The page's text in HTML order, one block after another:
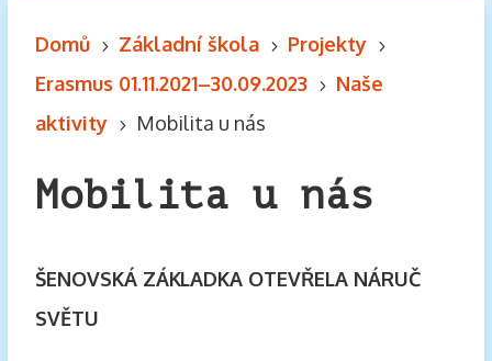
Domů 5 Základní škola 5 Projekty 5
Erasmus 01.11.2021–30.09.2023 5 Naše
aktivity
5 Mobilita u nás
Mobilita u nás
ŠENOVSKÁ ZÁKLADKA OTEVŘELA NÁRUČ
SVĚTU